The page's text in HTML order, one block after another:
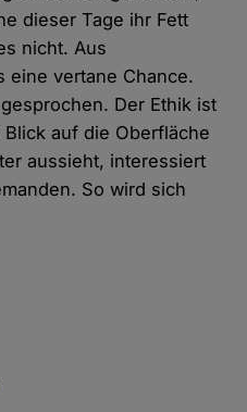
dieser Tage ihr Fett
nicht. Aus
eine vertane Chance.
Der Ethik ist
auf die Oberfläche
aussieht, interessiert
So wird sich